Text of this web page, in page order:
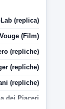
(replica)
(Film)
(repliche)
(repliche)
(repliche)
dei Piaceri